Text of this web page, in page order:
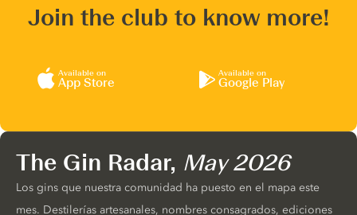
Join the club to know more!
Available on
App Store
Available on
Google Play
The Gin Radar, May 2026
Los gins que nuestra comunidad ha puesto en el mapa este
mes. Destilerías artesanales, nombres consagrados, ediciones